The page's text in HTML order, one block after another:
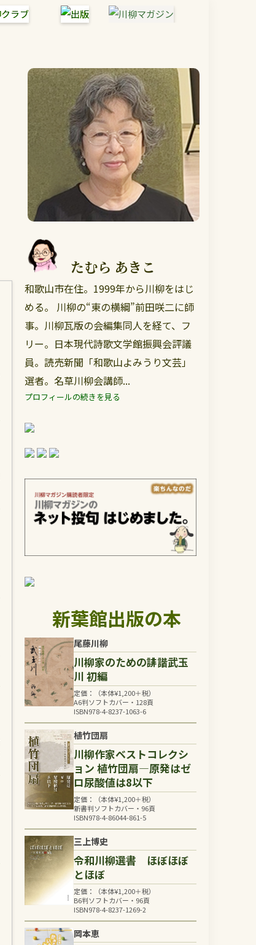
たむら あきこ
和歌山市在住。1999年から川柳をはじ
める。 川柳の“東の横綱”前田咲二に師
事。川柳瓦版の会編集同人を経て、フ
リー。日本現代詩歌文学館振興会評議
員。読売新聞「和歌山よみうり文芸」
選者。名草川柳会講師...
プロフィールの続きを見る
新葉館出版の本
尾藤川柳
川柳家のための誹諧武玉
川 初編
定価：（本体¥1,200＋税）
A6判ソフトカバー・128頁
ISBN978-4-8237-1063-6
植竹団扇
川柳作家ベストコレクシ
ョン 植竹団扇―原発はゼ
ロ尿酸値は8以下
定価：（本体¥1,200＋税）
新書判ソフトカバー・96頁
ISBN978-4-86044-861-5
三上博史
令和川柳選書 ほぼほぼ
とほぼ
定価：（本体¥1,200＋税）
B6判ソフトカバー・96頁
ISBN978-4-8237-1269-2
岡本恵